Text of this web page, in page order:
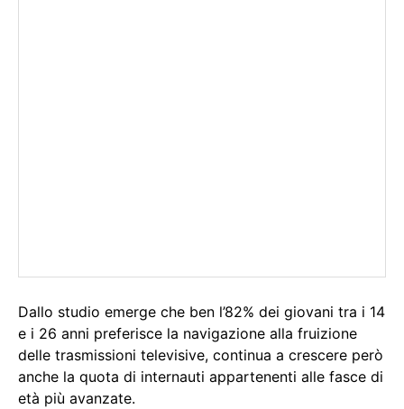
Dallo studio emerge che ben l’82% dei giovani tra i 14
e i 26 anni preferisce la navigazione alla fruizione
delle trasmissioni televisive, continua a crescere però
anche la quota di internauti appartenenti alle fasce di
età più avanzate.